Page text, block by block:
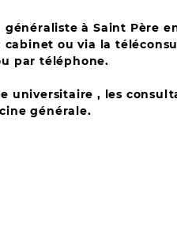
généraliste à Saint Père
cabinet ou via la
par téléphone.
universitaire , les
générale.